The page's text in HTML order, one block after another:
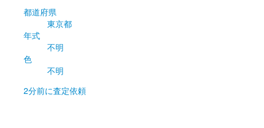
都道府県
東京都
年式
不明
色
不明
2分前に査定依頼